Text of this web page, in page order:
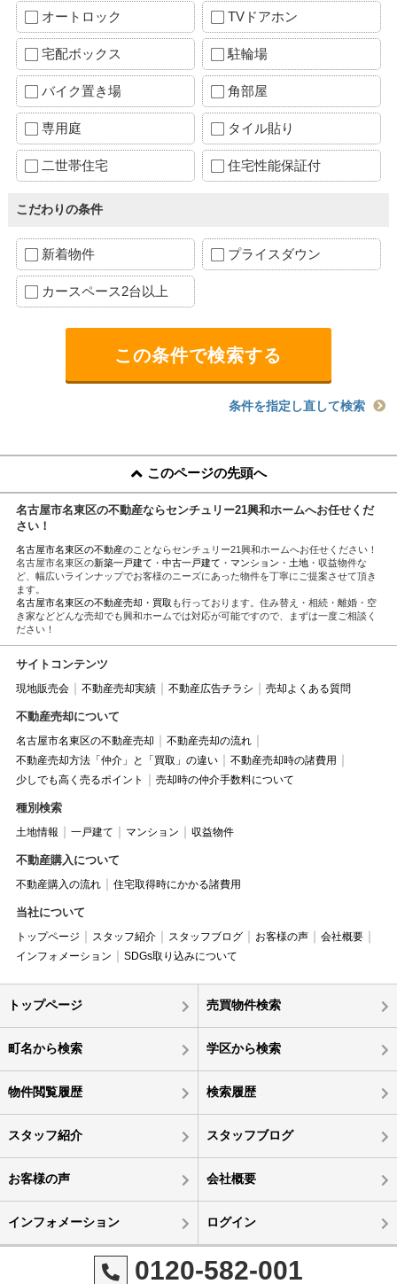
オートロック TVドアホン
宅配ボックス 駐輪場
バイク置き場 角部屋
専用庭 タイル貼り
二世帯住宅 住宅性能保証付
こだわりの条件
新着物件 プライスダウン
カースペース2台以上
条件を指定し直して検索
このページの先頭へ
名古屋市名東区の不動産ならセンチュリー21興和ホームへお任せくだ
さい！
名古屋市名東区の不動産のことならセンチュリー21興和ホームへお任せください！
名古屋市名東区の新築一戸建て ・ 中古一戸建て ・ マンション ・ 土地・収益物件な
ど、幅広いラインナップでお客様のニーズにあった物件を丁寧にご提案させて頂き
ます。
名古屋市名東区の不動産売却・買取 も行っております。住み替え・相続・離婚・空
き家などどんな売却でも興和ホームでは対応が可能ですので、まずは一度ご相談く
ださい！
サイトコンテンツ
現地販売会 不動産売却実績 不動産広告チラシ 売却よくある質問
不動産売却について
名古屋市名東区の不動産売却
不動産売却の流れ
不動産売却方法「仲介」と「買取」の違い
不動産売却時の諸費用
少しでも高く売るポイント
売却時の仲介手数料について
種別検索
土地情報 一戸建て マンション 収益物件
不動産購入について
不動産購入の流れ 住宅取得時にかかる諸費用
当社について
トップページ スタッフ紹介 スタッフブログ お客様の声
会社概要
インフォメーション
SDGs取り込みについて
トップページ 売買物件検索
町名から検索 学区から検索
物件閲覧履歴 検索履歴
スタッフ紹介 スタッフブログ
お客様の声 会社概要
インフォメーション ログイン
0120-582-001